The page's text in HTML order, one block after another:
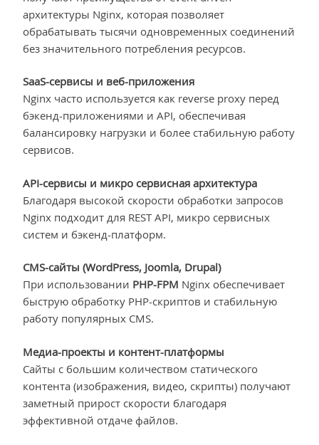
архитектуры Nginx, которая позволяет
обрабатывать тысячи одновременных соединений
без значительного потребления ресурсов.
SaaS-сервисы и веб-приложения
Nginx часто используется как reverse proxy перед
бэкенд-приложениями и API, обеспечивая
балансировку нагрузки и более стабильную работу
сервисов.
API-сервисы и микро сервисная архитектура
Благодаря высокой скорости обработки запросов
Nginx подходит для REST API, микро сервисных
систем и бэкенд-платформ.
CMS-сайты (WordPress, Joomla, Drupal)
При использовании PHP-FPM Nginx обеспечивает
быструю обработку PHP-скриптов и стабильную
работу популярных CMS.
Медиа-проекты и контент-платформы
Сайты с большим количеством статического
контента (изображения, видео, скрипты) получают
заметный прирост скорости благодаря
эффективной отдаче файлов.